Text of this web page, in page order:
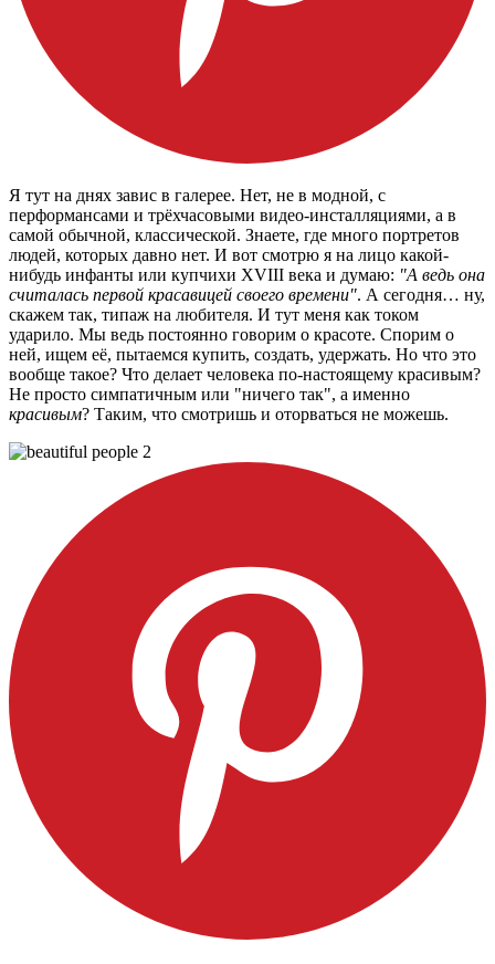
Я тут на днях завис в галерее. Нет, не в модной, с
перформансами и трёхчасовыми видео-инсталляциями, а в
самой обычной, классической. Знаете, где много портретов
людей, которых давно нет. И вот смотрю я на лицо какой-
нибудь инфанты или купчихи XVIII века и думаю: "А ведь она
считалась первой красавицей своего времени". А сегодня… ну,
скажем так, типаж на любителя. И тут меня как током
ударило. Мы ведь постоянно говорим о красоте. Спорим о
ней, ищем её, пытаемся купить, создать, удержать. Но что это
вообще такое? Что делает человека по-настоящему красивым?
Не просто симпатичным или "ничего так", а именно
красивым? Таким, что смотришь и оторваться не можешь.